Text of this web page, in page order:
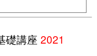
礎講座 2021